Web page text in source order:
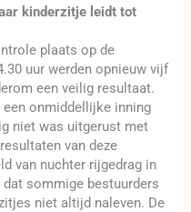
kinderzitje leidt tot
plaats op de
uur werden opnieuw vijf
een veilig resultaat.
onmiddellijke inning
niet was uitgerust met
van deze
van nuchter rijgedrag in
sommige bestuurders
niet altijd naleven. De